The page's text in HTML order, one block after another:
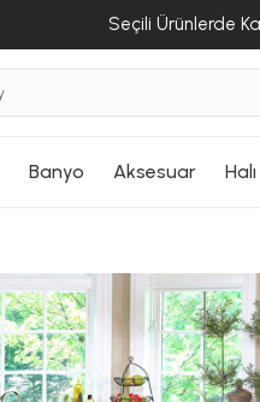
Seçili Ürünlerde
Banyo Aksesuar Halı